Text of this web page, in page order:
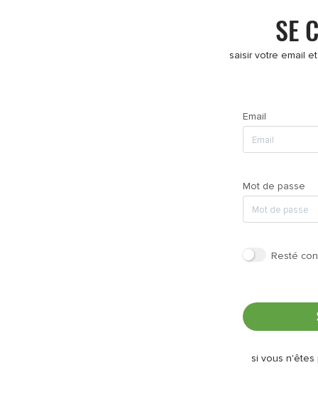
SE
saisir votre email
Email
Mot de passe
Resté
si vous n'êtes